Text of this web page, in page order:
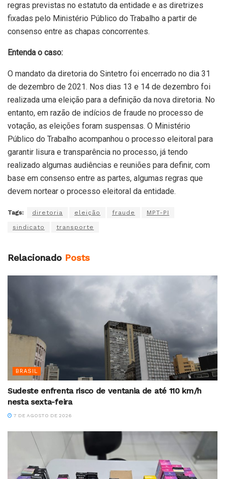
regras previstas no estatuto da entidade e as diretrizes
fixadas pelo Ministério Público do Trabalho a partir de
consenso entre as chapas concorrentes.
Entenda o caso:
O mandato da diretoria do Sintetro foi encerrado no dia 31
de dezembro de 2021. Nos dias 13 e 14 de dezembro foi
realizada uma eleição para a definição da nova diretoria. No
entanto, em razão de indícios de fraude no processo de
votação, as eleições foram suspensas. O Ministério
Público do Trabalho acompanhou o processo eleitoral para
garantir lisura e transparência no processo, já tendo
realizado algumas audiências e reuniões para definir, com
base em consenso entre as partes, algumas regras que
devem nortear o processo eleitoral da entidade.
Tags: diretoria eleição fraude MPT-PI
sindicato transporte
Relacionado Posts
BRASIL
Sudeste enfrenta risco de ventania de até 110 km/h
nesta sexta-feira
7 DE AGOSTO DE 2026